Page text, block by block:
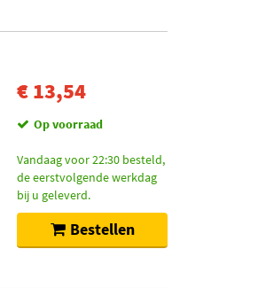
€ 13,54
Op voorraad
Vandaag voor 22:30 besteld,
de eerstvolgende werkdag
bij u geleverd.
Bestellen